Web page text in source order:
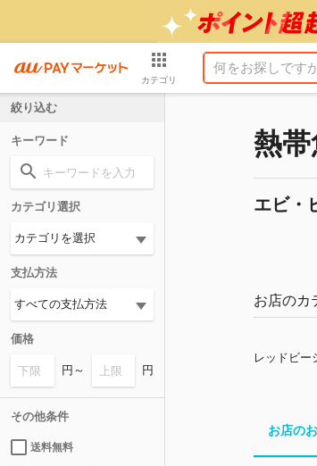
カテゴリ
熱
エビ・
お店のカ
レッドビー
お店の
絞り込む
キーワード
カテゴリ選択
支払方法
価格
円～ 円
その他条件
送料無料